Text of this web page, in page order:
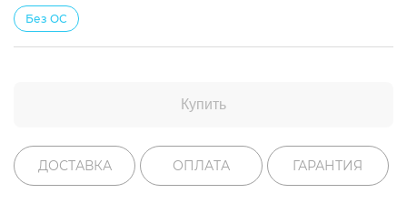
Без ОС
Купить
ДОСТАВКА ОПЛАТА ГАРАНТИЯ